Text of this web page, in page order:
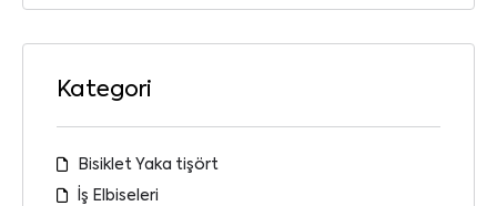
Kategori
Bisiklet Yaka tişört
İş Elbiseleri